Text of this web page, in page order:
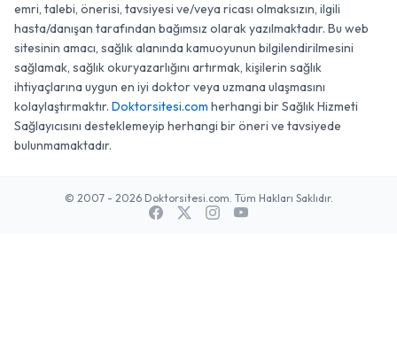
emri, talebi, önerisi, tavsiyesi ve/veya ricası olmaksızın, ilgili
hasta/danışan tarafından bağımsız olarak yazılmaktadır. Bu web
sitesinin amacı, sağlık alanında kamuoyunun bilgilendirilmesini
sağlamak, sağlık okuryazarlığını artırmak, kişilerin sağlık
ihtiyaçlarına uygun en iyi doktor veya uzmana ulaşmasını
kolaylaştırmaktır. Doktorsitesi.com herhangi bir Sağlık Hizmeti
Sağlayıcısını desteklemeyip herhangi bir öneri ve tavsiyede
bulunmamaktadır.
© 2007 - 2026 Doktorsitesi.com. Tüm Hakları Saklıdır.